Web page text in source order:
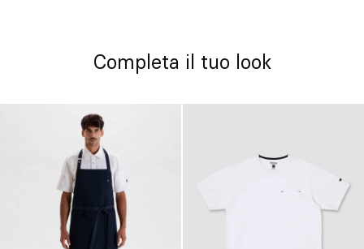
Completa il tuo look